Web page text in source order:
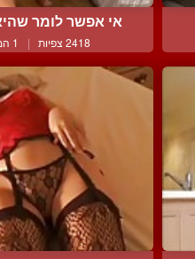
אי אפשר לומר
2418 צפיות | 1 המלצות